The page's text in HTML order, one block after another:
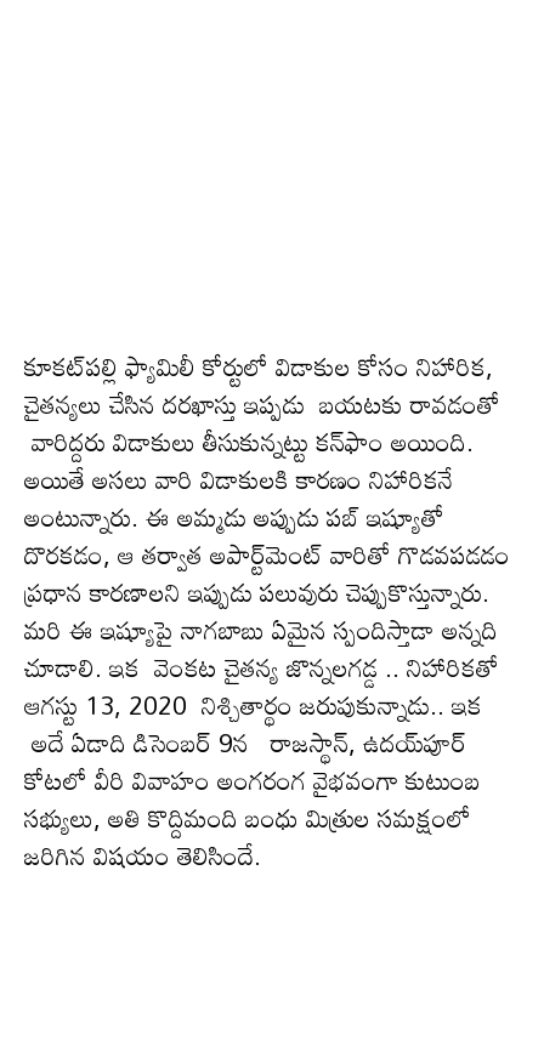
కూకట్‌పల్లి ఫ్యామిలీ కోర్టులో విడాకుల కోసం నిహారిక,
చైతన్యలు చేసిన దరఖాస్తు ఇప్ప‌డు బయటకు రావడంతో
వారిద్ద‌రు విడాకులు తీసుకున్న‌ట్టు క‌న్‌ఫాం అయింది.
అయితే అస‌లు వారి విడాకుల‌కి కార‌ణం నిహారికనే
అంటున్నారు. ఈ అమ్మడు అప్పుడు ప‌బ్ ఇష్యూతో
దొర‌క‌డం, ఆ త‌ర్వాత అపార్ట్‌మెంట్ వారితో గొడ‌వ‌ప‌డ‌డం
ప్ర‌ధాన కార‌ణాల‌ని ఇప్పుడు ప‌లువురు చెప్పుకొస్తున్నారు.
మ‌రి ఈ ఇష్యూపై నాగ‌బాబు ఏమైన స్పందిస్తాడా అన్న‌ది
చూడాలి. ఇక వెంకట చైతన్య జొన్నలగడ్డ .. నిహారిక‌తో
ఆగస్టు 13, 2020 నిశ్చితార్థం జరుపుకున్నాడు.. ఇక
అదే ఏడాది డిసెంబర్ 9న రాజస్థాన్, ఉదయ్‌పూర్
కోటలో వీరి వివాహం అంగరంగ వైభవంగా కుటుంబ
సభ్యులు, అతి కొద్దిమంది బంధు మిత్రుల సమక్షంలో
జరిగిన విష‌యం తెలిసిందే.